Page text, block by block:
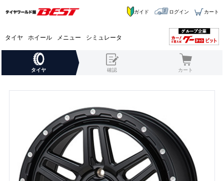
タイヤ ホイール メニュー シミュレータ
ガイド ログイン カート
タイヤ 確認 カート